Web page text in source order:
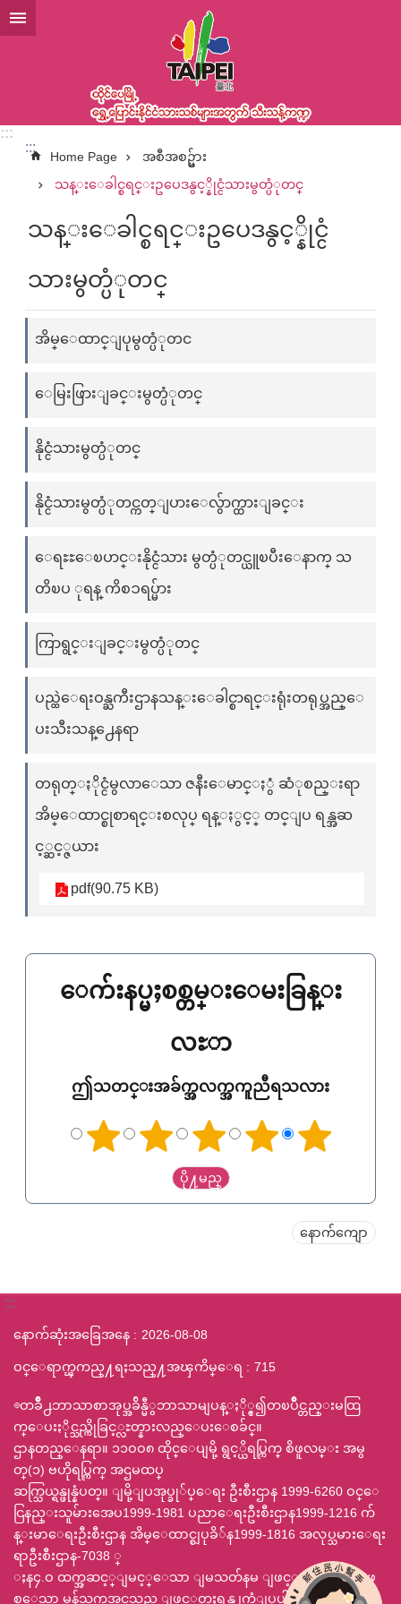
အဓိကအကြောင်းအရာပိတ်ပင်မှုကိုကျော်လိုက်ပါ
:::
:::
Home Page
အစီအစဥ္မ်ား
သန္းေခါင္စရင္းဥပေဒနွင့္နိုင္ငံသားမွတ္ပံုတင္
သန္းေခါင္စရင္းဥပေဒနွင့္နိုင္ငံ
သားမွတ္ပံုတင္
အိမ္ေထာင္ျပုမွတ္ပံုတင
ေမြးဖြားျခင္းမွတ္ပံုတင္
နိုင္ငံသားမွတ္ပံုတင္
နိုင္ငံသားမွတ္ပံုတင္ကတ္ျပားေလွ်ာက္ထားျခင္း
ေရႊႊေၿပာင္းနိုင္ငံသား မွတ္ပံုတင္ယူၿပီးေနာက္ သ
တိၿပ ုရန္ ကိစၥရပ္မ်ား
ကြာရွင္းျခင္းမွတ္ပံုတင္
ပည္ထဲေရးဝန္ႀကီးဌာနသန္းေခါင္စာရင္းရုံးတရုပ္အည္ေ
ပးသီးသန္႕ေနရာ
တရုတ္ႏိုင္ငံမွလာေသာ ဇနီးေမာင္ႏွံ ဆံုစည္းရာ
အိမ္ေထာင္စုစာရင္းစလုပ္ ရန္ႏွင့္ တင္ျပ ရန္အဆ
င့္ဆင့္ဇယား
pdf(90.75 KB)
ေက်းနပ္မႈစစ္တမ္းေမးခြန္း
လႊာ
ဤသတင္းအခ်က္အလက္အကူညီရသလား
နောက်ကျော
:::
နောက်ဆုံးအခြေအနေ 2026-08-08
ဝင္ေရာက္ၾကည္႔ရႈသည္႔အၾကိမ္ေရ 715
◎တခ်ဳိ႕ဘာသာစာအုပ္အခ်ိန္မီွဘာသာမျပန္ႏို္င္၍တၿပိဳင္တည္းမထြ
က္ေပးႏိုင္သည္ကိုခြင့္လႊတ္နားလည္ေပးေစခ်င္။
ဌာနတည္ေနရာ။ ၁၁ဝဝ၈ ထိုင္ေပျမို့ ရွင့္ယိရပ္ကြက္ စိဖူလမ္း အမွ
တ္(၁) ဗဟိုရပ္ကြက္ အဌမထပ္
ဆက္သြယ္ရန္ဖုန္နံပတ္။ ျမို့ျပအုပ္ခု်ပ္ေရး ဦးစီးဌာန 1999-6260 ဝင္ေ
ငြနည္းသူမ်ားအေပ1999-1981 ပညာေရးဦးစီးဌာန1999-1216 က်
န္းမာေရးဦးစီးဌာန အိမ္ေထာင္စျပုခိ်န1999-1816 အလုပ္သမားေရး
ရာဦးစီးဌာန-7038 ္
ႈန၄.ဝ ထက္အဆင့္ျမင့္ေသာ ျမသတ်နမ ျဖင့္ 800x600 ျဖ
စ္ေသာ မန်သူကအငသည ျဖင့္ဖတ္ရႈရန္အျကံျပုပါသည္ ဃဥ